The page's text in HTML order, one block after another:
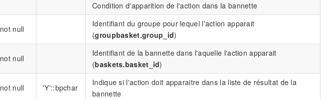
Condition d'apparition de l'action dans la bannette
not null
Identifiant du groupe pour lequel l'action apparait
(groupbasket.group_id)
not null
Identifiant de la bannette dans l'aquelle l'action apparait
(baskets.basket_id)
not null 'Y'::bpchar
Indique si l'action doit apparaitre dans la liste de résultat de la
bannette